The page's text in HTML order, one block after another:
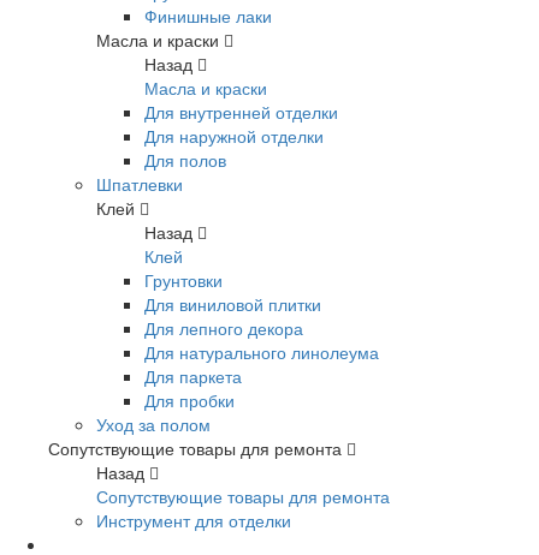
Финишные лаки
Масла и краски
Назад
Масла и краски
Для внутренней отделки
Для наружной отделки
Для полов
Шпатлевки
Клей
Назад
Клей
Грунтовки
Для виниловой плитки
Для лепного декора
Для натурального линолеума
Для паркета
Для пробки
Уход за полом
Сопутствующие товары для ремонта
Назад
Сопутствующие товары для ремонта
Инструмент для отделки